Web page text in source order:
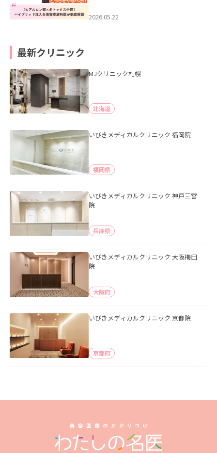
た。
2026.05.22
最新クリニック
MJクリニック札幌
北海道
いびきメディカルクリニック 福岡院
福岡県
いびきメディカルクリニック 神戸三宮
院
兵庫県
いびきメディカルクリニック 大阪梅田
院
大阪府
いびきメディカルクリニック 京都院
京都府